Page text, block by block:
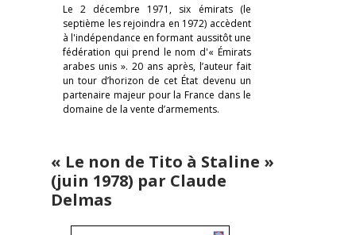
Le 2 décembre 1971, six émirats (le
septième les rejoindra en 1972) accèdent
à l'indépendance en formant aussitôt une
fédération qui prend le nom d'« Émirats
arabes unis ». 20 ans après, l’auteur fait
un tour d’horizon de cet État devenu un
partenaire majeur pour la France dans le
domaine de la vente d’armements.
« Le non de Tito à Staline »
(juin 1978) par Claude
Delmas